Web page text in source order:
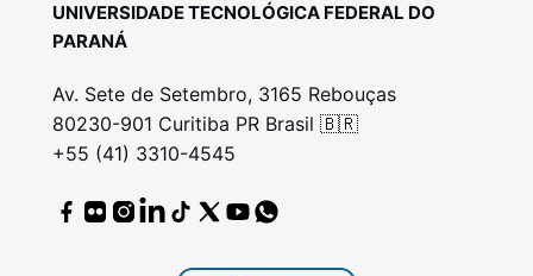
UNIVERSIDADE TECNOLÓGICA FEDERAL DO
PARANÁ
Av. Sete de Setembro, 3165 Rebouças
80230-901 Curitiba PR Brasil 🇧🇷
+55 (41) 3310-4545